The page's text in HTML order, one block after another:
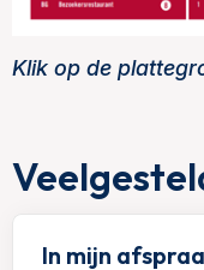
Klik op de
In mijn